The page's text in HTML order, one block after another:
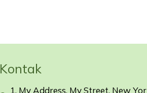
Kontak
1, My Address, My Street, New